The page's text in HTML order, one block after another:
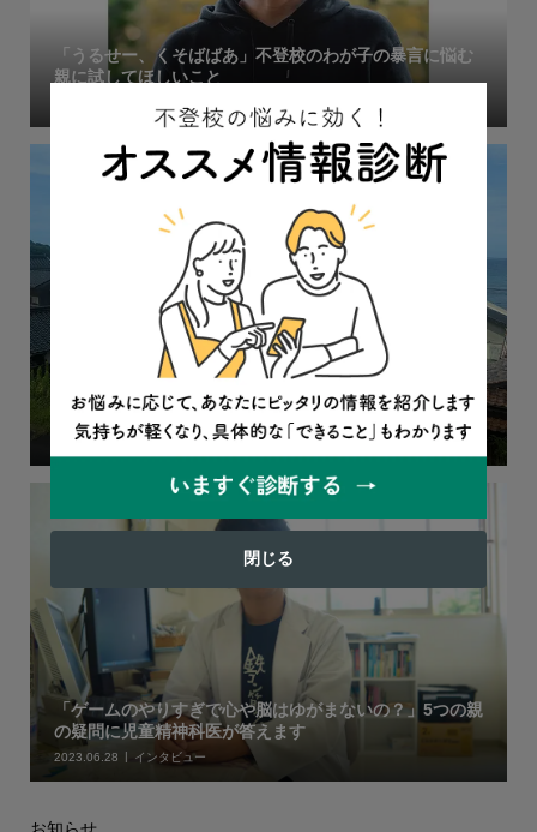
「うるせー、くそばばあ」不登校のわが子の暴言に悩む
親に試してほしいこと
帰省は希望者だけでOK。お盆の時期に『不登校新聞』編
集長からの提言
2023.08.08 コラム
「ゲームのやりすぎで心や脳はゆがまないの？」5つの親
の疑問に児童精神科医が答えます
2023.06.28 インタビュー
閉じる